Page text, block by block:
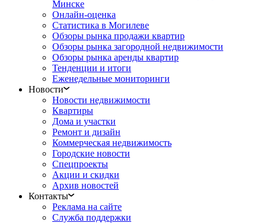
Минске
Онлайн-оценка
Статистика в Могилеве
Обзоры рынка продажи квартир
Обзоры рынка загородной недвижимости
Обзоры рынка аренды квартир
Тенденции и итоги
Еженедельные мониторинги
Новости
Новости недвижимости
Квартиры
Дома и участки
Ремонт и дизайн
Коммерческая недвижимость
Городские новости
Спецпроекты
Акции и скидки
Архив новостей
Контакты
Реклама на сайте
Служба поддержки